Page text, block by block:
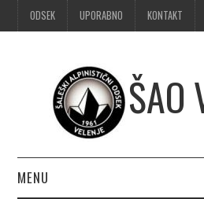
ODSEK UPORABNO KONTAKT
ŠAO
MENU